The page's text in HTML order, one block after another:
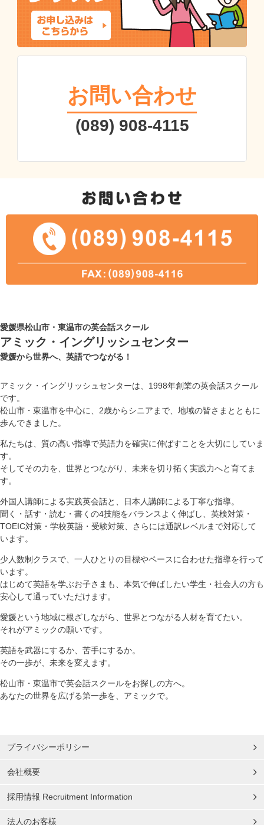
お問い合わせ
(089) 908-4115
愛媛県松山市・東温市の英会話スクール
アミック・イングリッシュセンター
愛媛から世界へ、英語でつながる！
アミック・イングリッシュセンターは、1998年創業の英会話スクール
です。
松山市・東温市を中心に、2歳からシニアまで、地域の皆さまとともに
歩んできました。
私たちは、質の高い指導で英語力を確実に伸ばすことを大切にしていま
す。
そしてその力を、世界とつながり、未来を切り拓く実践力へと育てま
す。
外国人講師による実践英会話と、日本人講師による丁寧な指導。
聞く・話す・読む・書くの4技能をバランスよく伸ばし、英検対策・
TOEIC対策・学校英語・受験対策、さらには通訳レベルまで対応して
います。
少人数制クラスで、一人ひとりの目標やペースに合わせた指導を行って
います。
はじめて英語を学ぶお子さまも、本気で伸ばしたい学生・社会人の方も
安心して通っていただけます。
愛媛という地域に根ざしながら、世界とつながる人材を育てたい。
それがアミックの願いです。
英語を武器にするか、苦手にするか。
その一歩が、未来を変えます。
松山市・東温市で英会話スクールをお探しの方へ。
あなたの世界を広げる第一歩を、アミックで。
プライバシーポリシー
会社概要
採用情報 Recruitment Information
法人のお客様